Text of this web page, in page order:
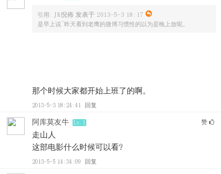
引用: JK倪佈 发表于 2013-5-3 18:17
是早上说~昨天看到老鹰的微博习惯性的以为是晚上放呢。
那个时候大家都开始上班了的啊。
2013-5-3 18:24:41 回复
阿库莫友牛 Lv.1 赞
走山人
这部电影什么时候可以看?
2013-5-5 14:34:09 回复